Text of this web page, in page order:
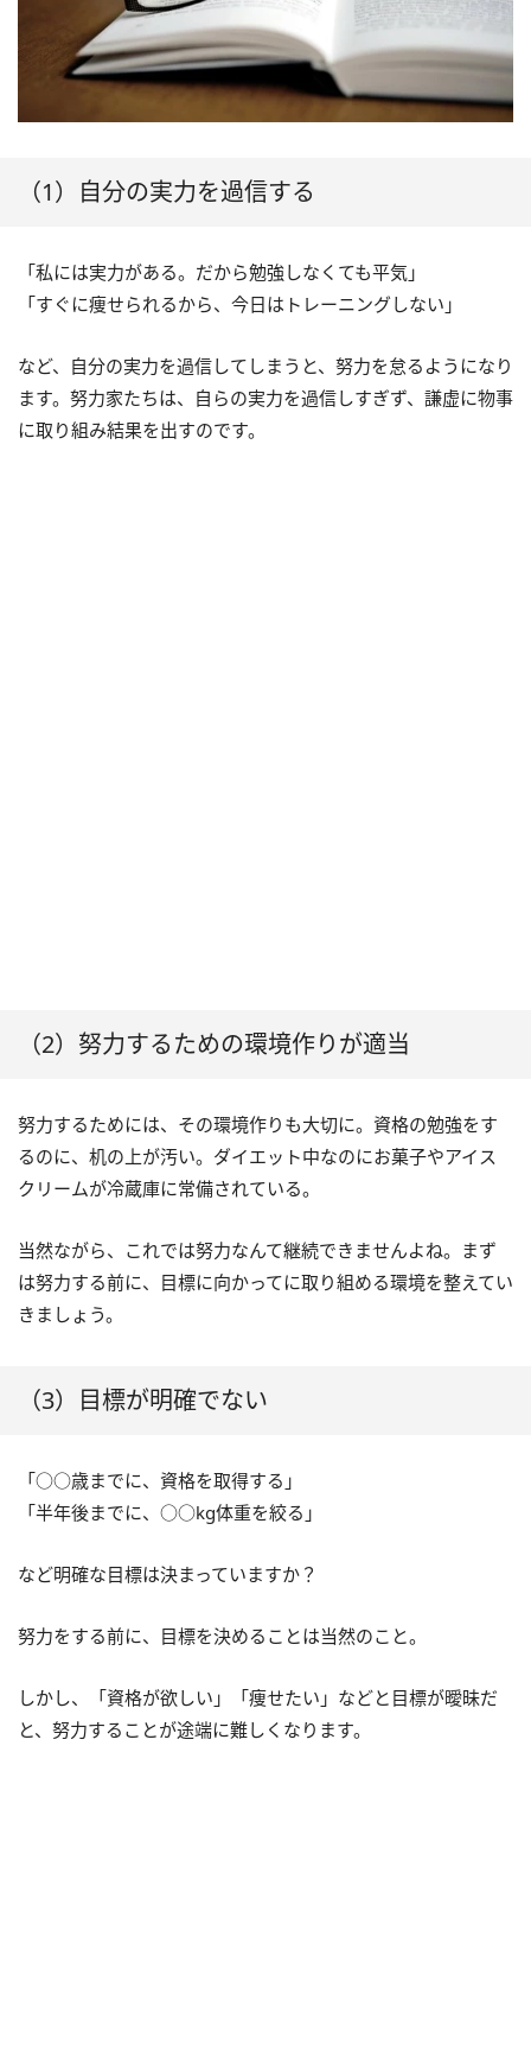
（1）自分の実力を過信する
「私には実力がある。だから勉強しなくても平気」
「すぐに痩せられるから、今日はトレーニングしない」
など、自分の実力を過信してしまうと、努力を怠るようになり
ます。努力家たちは、自らの実力を過信しすぎず、謙虚に物事
に取り組み結果を出すのです。
（2）努力するための環境作りが適当
努力するためには、その環境作りも大切に。資格の勉強をす
るのに、机の上が汚い。ダイエット中なのにお菓子やアイス
クリームが冷蔵庫に常備されている。
当然ながら、これでは努力なんて継続できませんよね。まず
は努力する前に、目標に向かってに取り組める環境を整えてい
きましょう。
（3）目標が明確でない
「○○歳までに、資格を取得する」
「半年後までに、○○kg体重を絞る」
など明確な目標は決まっていますか？
努力をする前に、目標を決めることは当然のこと。
しかし、「資格が欲しい」「痩せたい」などと目標が曖昧だ
と、努力することが途端に難しくなります。